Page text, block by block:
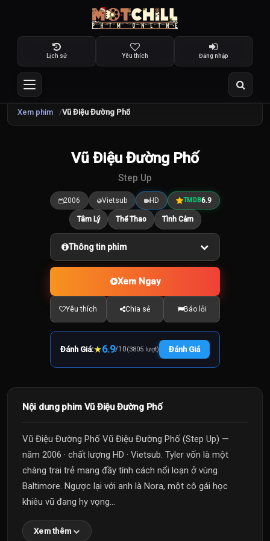
Lịch sử Yêu thích Đăng nhập
Xem phim Vũ Điệu Đường Phố
6.9/10
Vũ Điệu Đường Phố
Step Up
2006 Vietsub HD TMDB6.9
Tâm Lý Thể Thao Tình Cảm
Thông tin phim
Xem Ngay
Yêu thích Chia sẻ Báo lỗi
Đánh Giá:★6.9/10(3805 lượt) Đánh Giá
Nội dung phim Vũ Điệu Đường Phố
Vũ Điệu Đường Phố Vũ Điệu Đường Phố (Step Up) —
năm 2006 · chất lượng HD · Vietsub. Tyler vốn là một
chàng trai trẻ mang đầy tính cách nổi loạn ở vùng
Baltimore. Ngược lại với anh là Nora, một cô gái học
khiêu vũ đang hy vọng...
Xem thêm